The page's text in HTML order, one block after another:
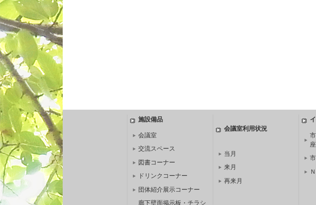
施設備品
会議室
交流スペース
図書コーナー
ドリンクコーナー
団体紹介展示コーナー
廊下壁面掲示板・チラシ
会議室利用状況
当月
来月
再来月
座